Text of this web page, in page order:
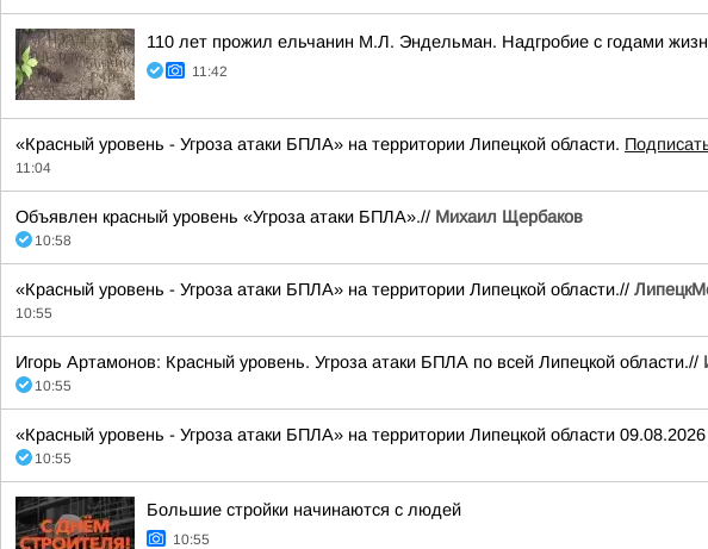
110 лет прожил ельчанин М.Л. Эндельман. Надгробие с годами
11:42
«Красный уровень - Угроза атаки БПЛА» на территории Липецкой области.
11:04
Объявлен красный уровень «Угроза атаки БПЛА».// Михаил Щербаков
10:58
«Красный уровень - Угроза атаки БПЛА» на территории Липецкой области.//
10:55
Игорь Артамонов: Красный уровень. Угроза атаки БПЛА по всей Липецкой области.//
10:55
«Красный уровень - Угроза атаки БПЛА» на территории Липецкой области
10:55
Большие стройки начинаются с людей
10:55